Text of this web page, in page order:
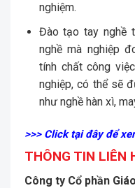
nghiệm.
Đào tạo tay nghề
nghề mà nghiệp
tính chất công
nghiệp, có thể sẽ
như nghề hàn xì,
>>> Click tại đây để
THÔNG TIN LIÊN
Công ty Cổ phần